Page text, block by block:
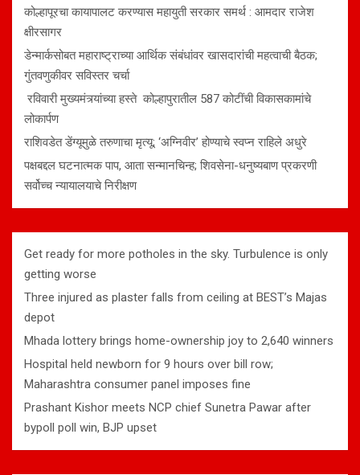
कोल्हापूरचा कायापालट करण्यास महायुती सरकार समर्थ : आमदार राजेश
क्षीरसागर
डेन्मार्कसोबत महाराष्ट्राच्या आर्थिक संबंधांवर खासदारांची महत्वाची बैठक;
गुंतवणुकीवर सविस्तर चर्चा
रविवारी मुख्यमंत्र्यांच्या हस्ते कोल्हापुरातील 587 कोटींची विकासकामांचे
लोकार्पण
राशिवडेत डेंग्यूमुळे तरुणाचा मृत्यू; ‘अग्निवीर’ होण्याचे स्वप्न राहिले अधुरे
पक्षबद्दल घटनात्मक पाप, आता सन्मानचिन्ह; शिवसेना-धनुष्यबाण प्रकरणी
सर्वोच्च न्यायालयाचे निरीक्षण
Get ready for more potholes in the sky. Turbulence is only
getting worse
Three injured as plaster falls from ceiling at BEST’s Majas
depot
Mhada lottery brings home-ownership joy to 2,640 winners
Hospital held newborn for 9 hours over bill row;
Maharashtra consumer panel imposes fine
Prashant Kishor meets NCP chief Sunetra Pawar after
bypoll poll win, BJP upset